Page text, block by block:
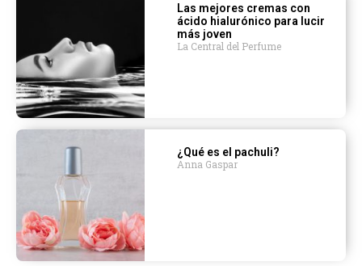
Las mejores cremas con
ácido hialurónico para lucir
más joven
La Central del Perfume
¿Qué es el pachuli?
Anna Gaspar